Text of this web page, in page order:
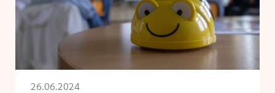
26.06.2024